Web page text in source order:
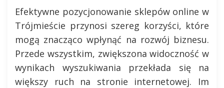
Efektywne pozycjonowanie sklepów online w
Trójmieście przynosi szereg korzyści, które
mogą znacząco wpłynąć na rozwój biznesu.
Przede wszystkim, zwiększona widoczność w
wynikach wyszukiwania przekłada się na
większy ruch na stronie internetowej. Im